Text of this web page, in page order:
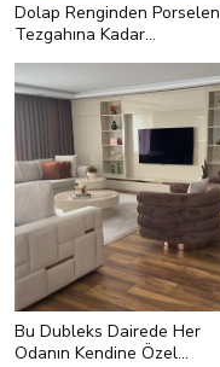
Dolap Renginden Porselen
Tezgahına Kadar
Bu Dubleks Dairede Her
Odanın Kendine Özel